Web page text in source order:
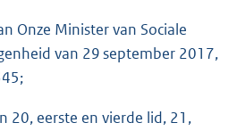
2
K
Onze Minister van Sociale
van 29 september 2017,
20, eerste en vierde lid, 21,